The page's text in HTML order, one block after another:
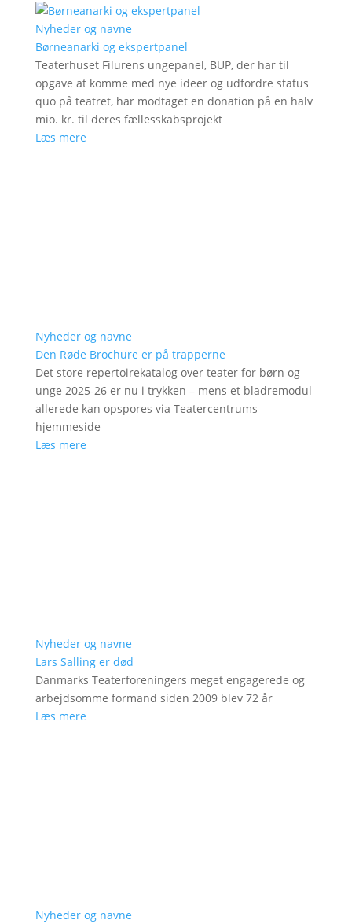
Nyheder og navne
Børneanarki og ekspertpanel
Teaterhuset Filurens ungepanel, BUP, der har til
opgave at komme med nye ideer og udfordre status
quo på teatret, har modtaget en donation på en halv
mio. kr. til deres fællesskabsprojekt
Læs mere
Nyheder og navne
Den Røde Brochure er på trapperne
Det store repertoirekatalog over teater for børn og
unge 2025-26 er nu i trykken – mens et bladremodul
allerede kan opspores via Teatercentrums
hjemmeside
Læs mere
Nyheder og navne
Lars Salling er død
Danmarks Teaterforeningers meget engagerede og
arbejdsomme formand siden 2009 blev 72 år
Læs mere
Nyheder og navne